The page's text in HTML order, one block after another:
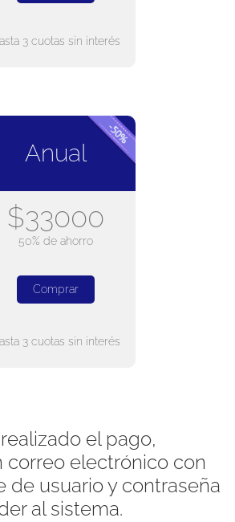
3 cuotas sin interés
Anual
$33000
50% de ahorro
Comprar
3 cuotas sin interés
el pago,
correo electrónico con
de usuario y contraseña
al sistema.